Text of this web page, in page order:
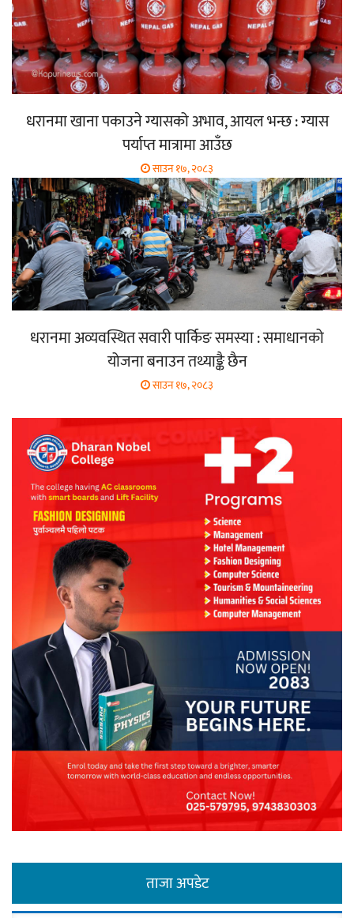
धरानमा खाना पकाउने ग्यासको अभाव, आयल भन्छ : ग्यास
पर्याप्त मात्रामा आउँछ
साउन १७, २०८३
धरानमा अव्यवस्थित सवारी पार्किङ समस्या : समाधानको
योजना बनाउन तथ्याङ्कै छैन
साउन १७, २०८३
ताजा अपडेट